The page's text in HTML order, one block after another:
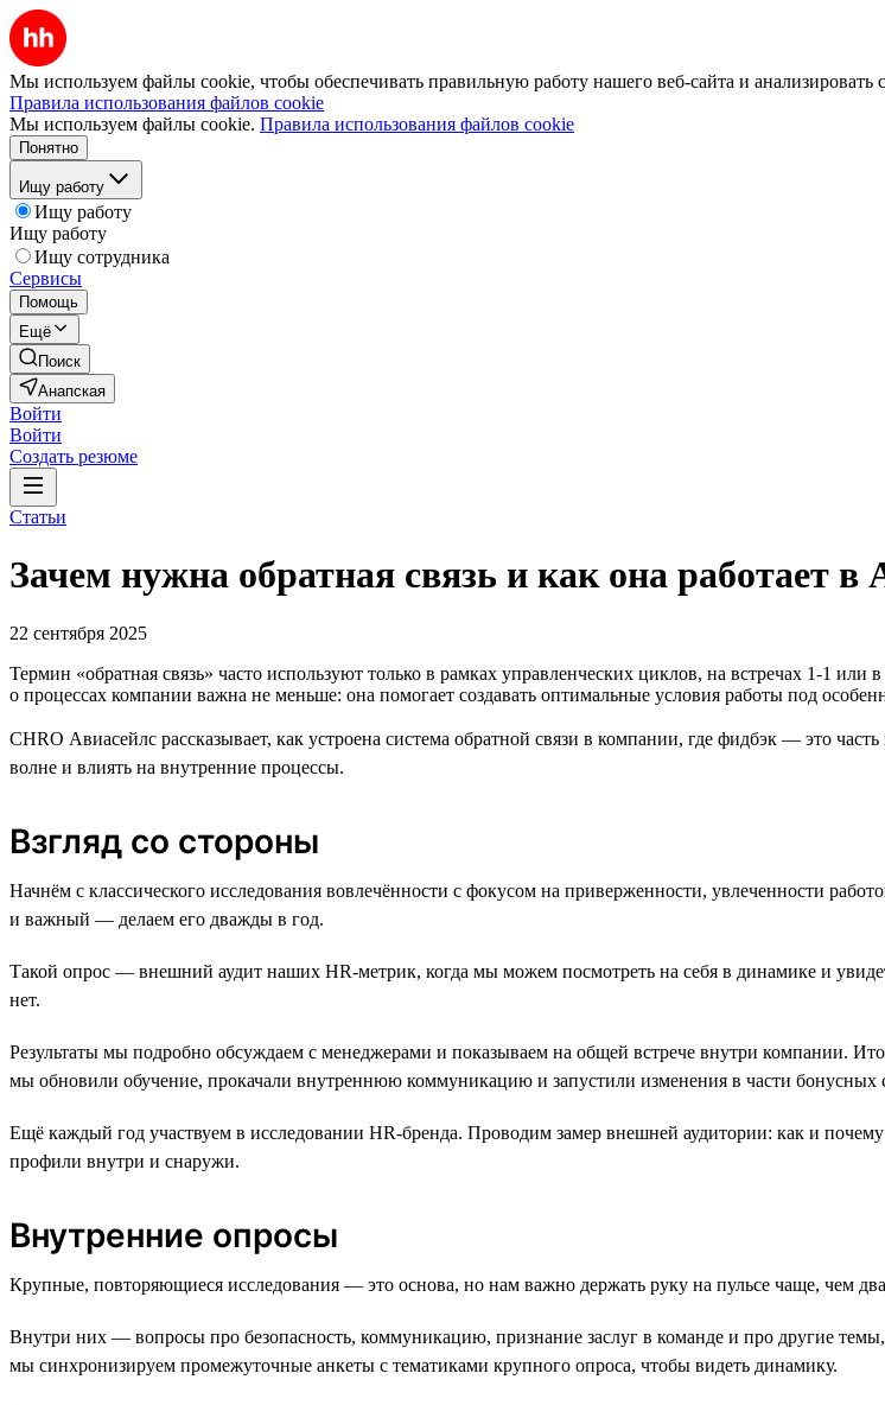
Мы используем файлы cookie, чтобы обеспечивать правильную работу нашего веб-сайта и анализировать
Правила использования файлов cookie
Мы используем файлы cookie. Правила использования файлов cookie
Понятно
Ищу работу
Ищу работу
Ищу работу
Ищу сотрудника
Сервисы
Помощь
Ещё
Поиск
Анапская
Войти
Войти
Создать резюме
Статьи
Зачем нужна обратная связь и как она работает в
22 сентября 2025
Термин «обратная связь» часто используют только в рамках управленческих циклов, на встречах 1-1
о процессах компании важна не меньше: она помогает создавать оптимальные условия работы под
CHRO Авиасейлс рассказывает, как устроена система обратной связи в компании, где фидбэк — это
волне и влиять на внутренние процессы.
Взгляд со стороны
Начнём с классического исследования вовлечённости с фокусом на приверженности, увлеченности
и важный — делаем его дважды в год.
Такой опрос — внешний аудит наших HR-метрик, когда мы можем посмотреть на себя в динамике и
нет.
Результаты мы подробно обсуждаем с менеджерами и показываем на общей встрече внутри компании.
мы обновили обучение, прокачали внутреннюю коммуникацию и запустили изменения в части бонусных
Ещё каждый год участвуем в исследовании HR-бренда. Проводим замер внешней аудитории: как и
профили внутри и снаружи.
Внутренние опросы
Крупные, повторяющиеся исследования — это основа, но нам важно держать руку на пульсе чаще, чем
Внутри них — вопросы про безопасность, коммуникацию, признание заслуг в команде и про другие
мы синхронизируем промежуточные анкеты с тематиками крупного опроса, чтобы видеть динамику.